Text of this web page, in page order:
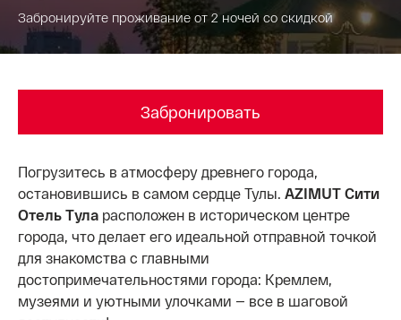
Забронируйте проживание от 2 ночей со скидкой
Забронировать
Погрузитесь в атмосферу древнего города,
остановившись в самом сердце Тулы. AZIMUT Сити
Отель Тула расположен в историческом центре
города, что делает его идеальной отправной точкой
для знакомства с главными
достопримечательностями города: Кремлем,
музеями и уютными улочками — все в шаговой